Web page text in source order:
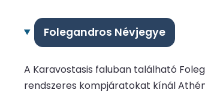
Folegandros Névjegye
A Karavostasis faluban található
rendszeres kompjáratokat kínál